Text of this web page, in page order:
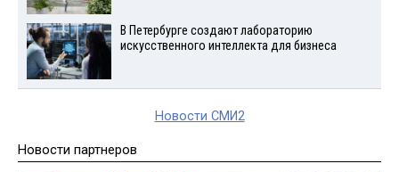
В Петербурге создают лабораторию
искусственного интеллекта для бизнеса
Новости СМИ2
Новости партнеров